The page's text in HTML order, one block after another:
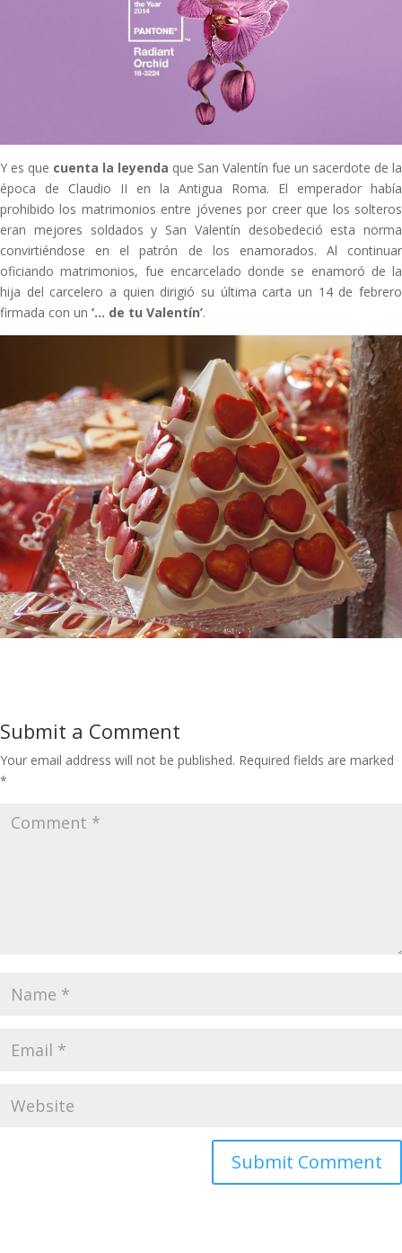
Y es que cuenta la leyenda que San Valentín fue un sacerdote de la
época de Claudio II en la Antigua Roma. El emperador había
prohibido los matrimonios entre jóvenes por creer que los solteros
eran mejores soldados y San Valentín desobedeció esta norma
convirtiéndose en el patrón de los enamorados. Al continuar
oficiando matrimonios, fue encarcelado donde se enamoró de la
hija del carcelero a quien dirigió su última carta un 14 de febrero
firmada con un ‘… de tu Valentín’.
Submit a Comment
Your email address will not be published. Required fields are marked
*